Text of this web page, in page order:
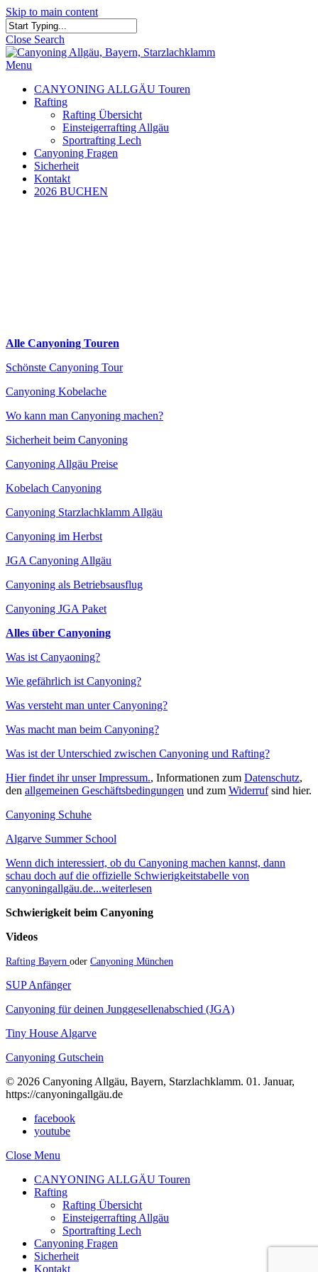
Skip to main content
Close Search
Menu
CANYONING ALLGÄU Touren
Rafting
Rafting Übersicht
Einsteigerrafting Allgäu
Sportrafting Lech
Canyoning Fragen
Sicherheit
Kontakt
2026 BUCHEN
Alle Canyoning Touren
Schönste Canyoning Tour
Canyoning Kobelache
Wo kann man Canyoning machen?
Sicherheit beim Canyoning
Canyoning Allgäu Preise
Kobelach Canyoning
Canyoning Starzlachklamm Allgäu
Canyoning im Herbst
JGA Canyoning Allgäu
Canyoning als Betriebsausflug
Canyoning JGA Paket
Alles über Canyoning
Was ist Canyaoning?
Wie gefährlich ist Canyoning?
Was versteht man unter Canyoning?
Was macht man beim Canyoning?
Was ist der Unterschied zwischen Canyoning und Rafting?
Hier findet ihr unser Impressum., Informationen zum Datenschutz,
den allgemeinen Geschäftsbedingungen und zum Widerrufsind hier.
Canyoning Schuhe
Algarve Summer School
Wenn dich interessiert, ob du Canyoning machen kannst, dann
schau doch auf die offizielle Schwierigkeitstabelle von
canyoningallgäu.de...weiterlesen
Schwierigkeit beim Canyoning
Videos
Rafting Bayern oder Canyoning München
SUP Anfänger
Canyoning für deinen Junggesellenabschied (JGA)
Tiny House Algarve
Canyoning Gutschein
© 2026 Canyoning Allgäu, Bayern, Starzlachklamm. 01. Januar,
https://canyoningallgäu.de
facebook
youtube
Close Menu
CANYONING ALLGÄU Touren
Rafting
Rafting Übersicht
Einsteigerrafting Allgäu
Sportrafting Lech
Canyoning Fragen
Sicherheit
Kontakt